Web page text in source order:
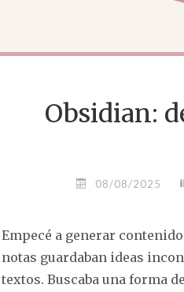
Obsidian:
08/08/2025
Empecé a generar
notas guardaban ideas
textos. Buscaba una forma